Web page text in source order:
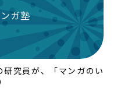
ガ塾
究員が、「マンガのい